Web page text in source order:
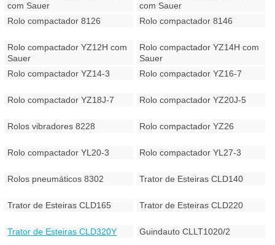
com Sauer
com Sauer
Rolo compactador 8126
Rolo compactador 8146
Rolo compactador YZ12H com
Sauer
Rolo compactador YZ14H com
Sauer
Rolo compactador YZ14-3
Rolo compactador YZ16-7
Rolo compactador YZ18J-7 Rolo compactador YZ20J-5
Rolos vibradores 8228 Rolo compactador YZ26
Rolo compactador YL20-3 Rolo compactador YL27-3
Rolos pneumáticos 8302 Trator de Esteiras CLD140
Trator de Esteiras CLD165 Trator de Esteiras CLD220
Trator de Esteiras CLD320Y Guindauto CLLT1020/2